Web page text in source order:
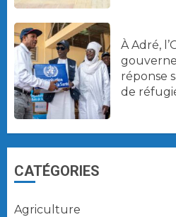
À Adré,
réponse
de
CATÉGORIES
Agriculture